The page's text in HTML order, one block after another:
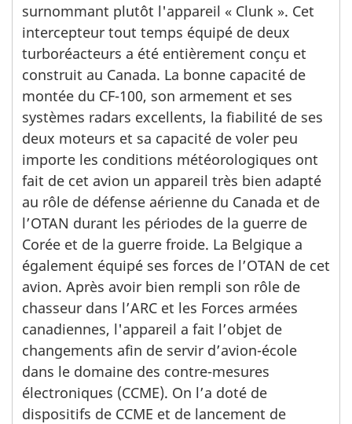
surnommant plutôt l'appareil « Clunk ». Cet
intercepteur tout temps équipé de deux
turboréacteurs a été entièrement conçu et
construit au Canada. La bonne capacité de
montée du CF-100, son armement et ses
systèmes radars excellents, la fiabilité de ses
deux moteurs et sa capacité de voler peu
importe les conditions météorologiques ont
fait de cet avion un appareil très bien adapté
au rôle de défense aérienne du Canada et de
l’OTAN durant les périodes de la guerre de
Corée et de la guerre froide. La Belgique a
également équipé ses forces de l’OTAN de cet
avion. Après avoir bien rempli son rôle de
chasseur dans l’ARC et les Forces armées
canadiennes, l'appareil a fait l’objet de
changements afin de servir d’avion-école
dans le domaine des contre-mesures
électroniques (CCME). On l’a doté de
dispositifs de CCME et de lancement de